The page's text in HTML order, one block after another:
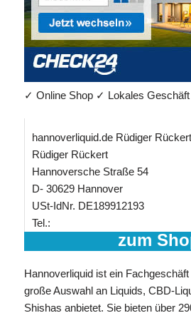
✓ Online Shop ✓ Lokales Geschäft
hannoverliquid.de Rüdiger
Rüdiger Rückert
Hannoversche Straße 54
D- 30629 Hannover
USt-IdNr. DE189912193
Tel.:
zum
Hannoverliquid ist ein
große Auswahl an Liquids, CBD-
Shishas anbietet. Sie bieten über